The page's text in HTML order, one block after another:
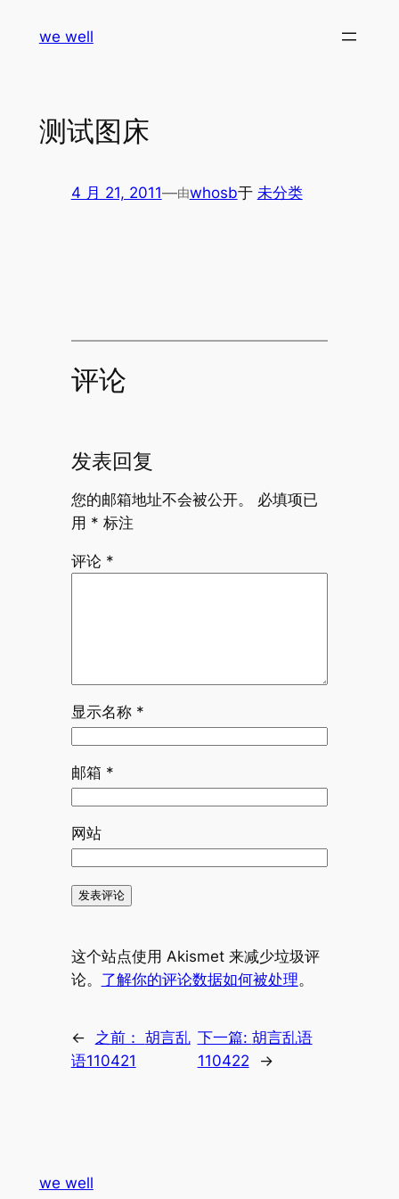
we well
测试图床
4 月 21, 2011—由whosb于 未分类
评论
发表回复
您的邮箱地址不会被公开。
必填项已
用 * 标注
评论 *
显示名称 *
邮箱 *
网站
这个站点使用 Akismet 来减少垃圾评
论。 了解你的评论数据如何被处理。
← 之前： 胡言乱
语110421
下一篇: 胡言乱语
110422
→
we well